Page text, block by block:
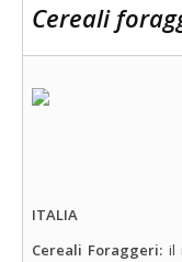
Cereali
ITALIA
Cereali Foraggeri: il